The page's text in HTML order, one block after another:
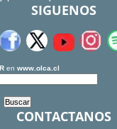
SIGUENOS
en www.olca.cl
CONTACTANOS